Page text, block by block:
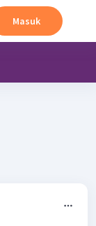
Masuk